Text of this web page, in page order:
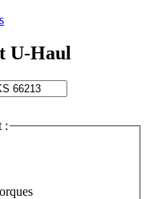
U-Haul
: